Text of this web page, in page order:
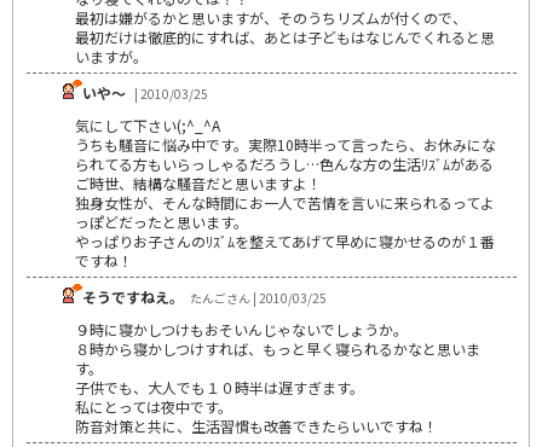
最初は嫌がるかと思いますが、そのうちリズムが付くので、
最初だけは徹底的にすれば、あとは子どもはなじんでくれると思
いますが。
いや～ | 2010/03/25
気にして下さい(;^_^A
うちも騒音に悩み中です。実際10時半って言ったら、お休みにな
られてる方もいらっしゃるだろうし…色んな方の生活ﾘｽﾞﾑがある
ご時世、結構な騒音だと思いますよ！
独身女性が、そんな時間にお一人で苦情を言いに来られるってよ
っぽどだったと思います。
やっぱりお子さんのﾘｽﾞﾑを整えてあげて早めに寝かせるのが１番
ですね！
そうですねえ。
たんごさん | 2010/03/25
９時に寝かしつけもおそいんじゃないでしょうか。
８時から寝かしつけすれば、もっと早く寝られるかなと思いま
す。
子供でも、大人でも１０時半は遅すぎます。
私にとっては夜中です。
防音対策と共に、生活習慣も改善できたらいいですね！